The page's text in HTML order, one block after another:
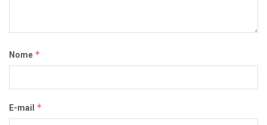
Nome *
E-mail *